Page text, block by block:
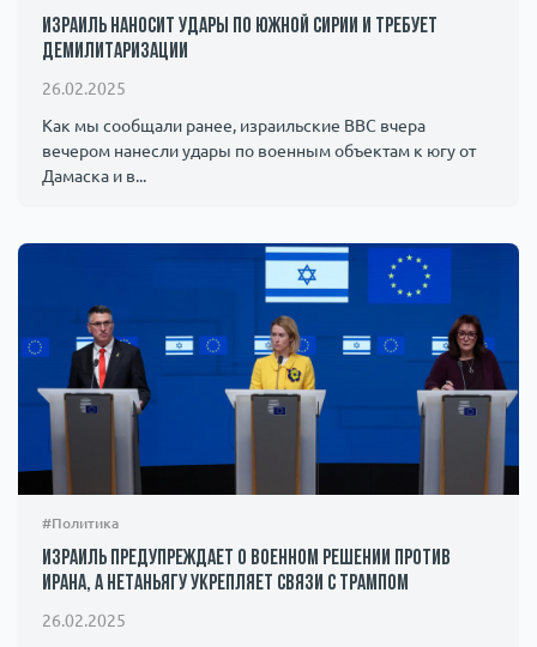
Израиль наносит удары по южной Сирии и требует
демилитаризации
26.02.2025
Как мы сообщали ранее, израильские ВВС вчера
вечером нанесли удары по военным объектам к югу от
Дамаска и в...
#Политика
Израиль предупреждает о военном решении против
Ирана, а Нетаньягу укрепляет связи с Трампом
26.02.2025